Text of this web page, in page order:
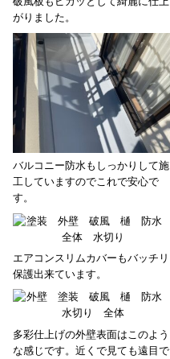
がりました。
バルコニー防水もしっかりして施
工していますのでこれで安心で
す。
エアコンスリムカバーもバッチリ
保護出来ています。
多彩仕上げの外壁表面はこのよう
な感じです。近くで見ても遠目で